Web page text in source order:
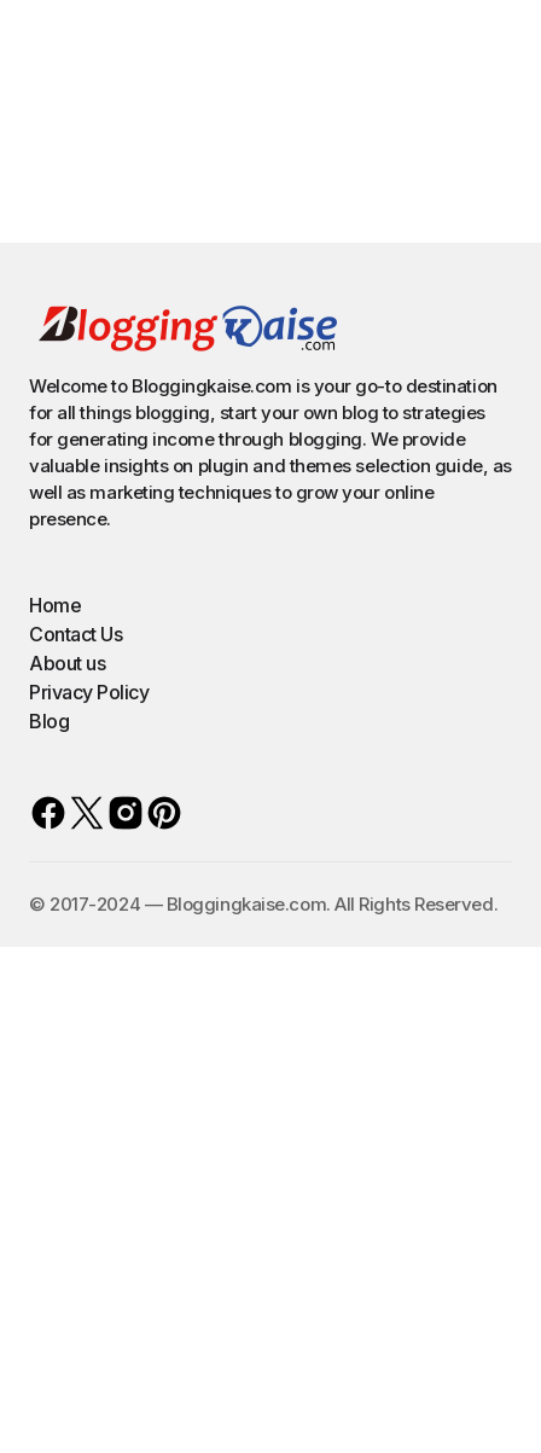
Welcome to Bloggingkaise.com is your go-to destination
for all things blogging, start your own blog to strategies
for generating income through blogging. We provide
valuable insights on plugin and themes selection guide, as
well as marketing techniques to grow your online
presence.
Home
Contact Us
About us
Privacy Policy
Blog
©️ 2017-2024 — Bloggingkaise.com. All Rights Reserved.